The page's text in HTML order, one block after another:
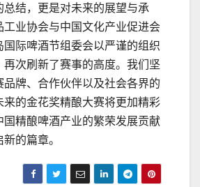
总结，更是对未来的展望与承
工业协会与中国文化产业促进会
国际啤酒节组委会以严谨的组织
再次刷新了赛事的高度。我们坚
品牌、合作伙伴以及社会各界的
来的金花奖精酿大赛将更加精彩
国精酿啤酒产业的繁荣发展贡献
的篇章。